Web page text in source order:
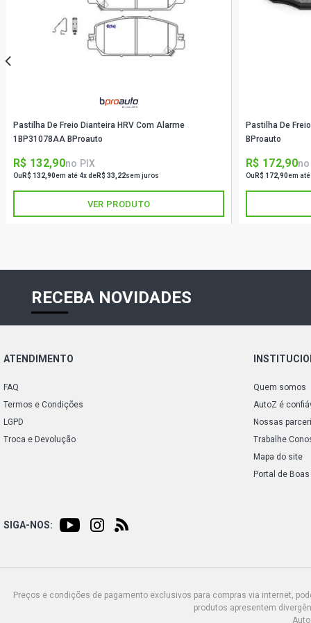
Pastilha De Freio Dianteira HRV Com Alarme
1BP31078AA BProauto
R$ 132,90no PIX
Ou R$ 132,90em até 4x deR$ 33,22sem juros
VER PRODUTO
Pastilha De
BProauto
R$ 172,90no
Ou R$ 172,90em
RECEBA NOVIDADES
ATENDIMENTO
FAQ
Termos e Condições
LGPD
Troca e Devolução
Quem somos
AutoZ é
Nossas
Trabalhe
Mapa do site
Portal de
SIGA-NOS:
Preços e condições de pagamento exclusivos para compras via internet,
produtos apresentem